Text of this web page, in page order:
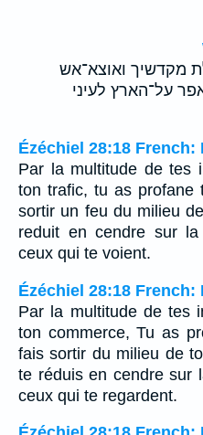
מקדשיך ואוצא־אש
על־הארץ לעיני
Ézéchiel 28:18 French:
Par la multitude de tes
ton trafic, tu as profane
sortir un feu du milieu
reduit en cendre sur
ceux qui te voient.
Ézéchiel 28:18 French:
Par la multitude de tes
ton commerce, Tu as
fais sortir du milieu de
te réduis en cendre sur
ceux qui te regardent.